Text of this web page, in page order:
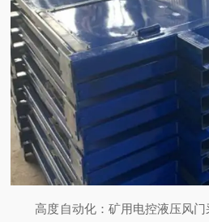
高度自动化：矿用电控液压风